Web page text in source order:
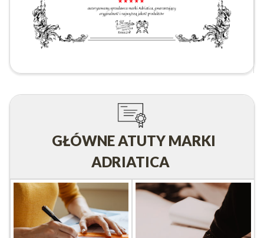
GŁÓWNE ATUTY MARKI
ADRIATICA